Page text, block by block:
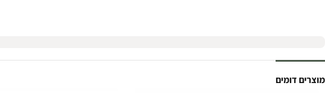
מוצרים דומים